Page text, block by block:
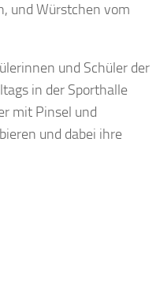
und Würstchen vom
und Schüler der
in der Sporthalle
mit Pinsel und
und dabei ihre